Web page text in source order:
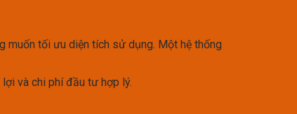
muốn tối ưu diện tích sử dụng. Một hệ thống
và chi phí đầu tư hợp lý.